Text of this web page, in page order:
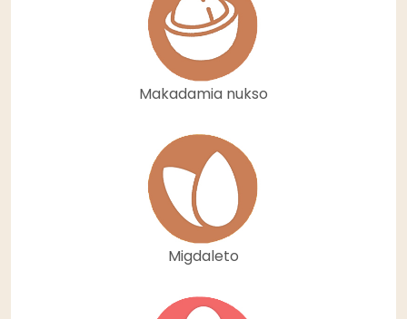
Makadamia nukso
Migdaleto